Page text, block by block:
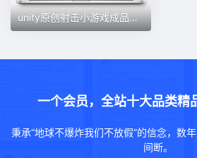
unity原创射击小游戏成品源码[115]无教学
一个会员，全站十大品类精
秉承“地球不爆炸我们不放假”的信念，数
间断。